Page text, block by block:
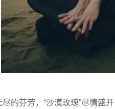
芬芳，“沙漠玫瑰”尽情盛开